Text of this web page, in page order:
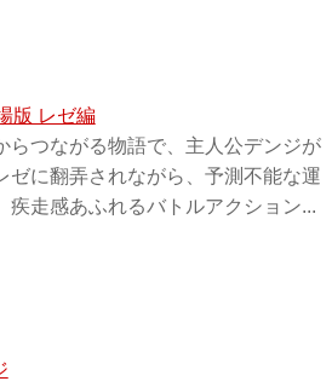
版 レゼ編
らつながる物語で、主人公デンジが
ゼに翻弄されながら、予測不能な運
疾走感あふれるバトルアクション...